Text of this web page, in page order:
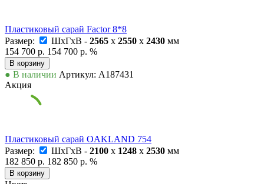
Пластиковый сарай Factor 8*8
Размер:
ШxГxВ - 2565 x 2550 x 2430 мм
154 700 р. 154 700 р. %
В корзину
● В наличии Артикул: А187431
Акция
Пластиковый сарай OAKLAND 754
Размер:
ШxГxВ - 2100 x 1248 x 2530 мм
182 850 р. 182 850 р. %
В корзину